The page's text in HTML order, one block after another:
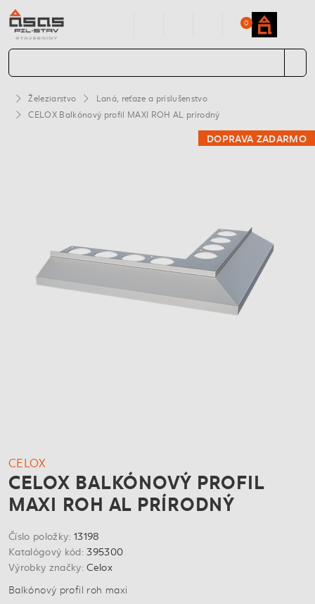
0
Železiarstvo
Laná, reťaze a príslušenstvo
CELOX Balkónový profil MAXI ROH AL prírodný
DOPRAVA ZADARMO
CELOX
CELOX BALKÓNOVÝ PROFIL
MAXI ROH AL PRÍRODNÝ
Číslo položky: 13198
Katalógový kód:395300
Výrobky značky:Celox
Balkónový profil roh maxi